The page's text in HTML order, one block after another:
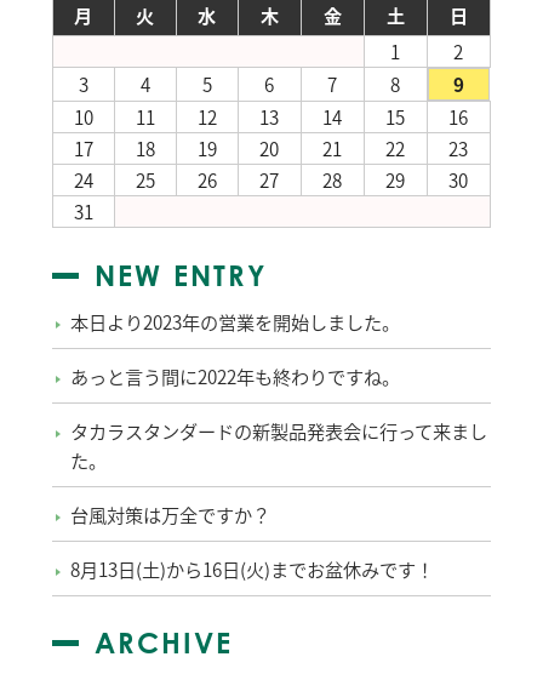
月
火 水 木 金 土
日
1
2
3
4 5 6 7 8
9
10
11 12 13 14 15
16
17
18 19 20 21 22
23
24
25 26 27 28 29
30
31
NEW ENTRY
本日より2023年の営業を開始しました。
あっと言う間に2022年も終わりですね。
タカラスタンダードの新製品発表会に行って来まし
た。
台風対策は万全ですか？
8月13日(土)から16日(火)までお盆休みです！
ARCHIVE